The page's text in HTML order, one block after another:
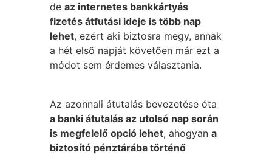
deaz internetes bankkártyás
fizetés átfutási ideje is több nap
lehet, ezért aki biztosra megy, annak
a hét első napját követően már ezt a
módot sem érdemes választania.
Az azonnali átutalás bevezetése óta
a banki átutalás az utolsó nap során
is megfelelő opció lehet, ahogyana
biztosító pénztárába történő